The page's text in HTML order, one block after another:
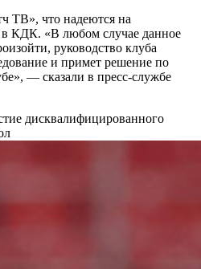
ТВ», что надеются на
КДК. «В любом случае данное
руководство клуба
и примет решение по
— сказали в пресс-службе
дисквалифицированного